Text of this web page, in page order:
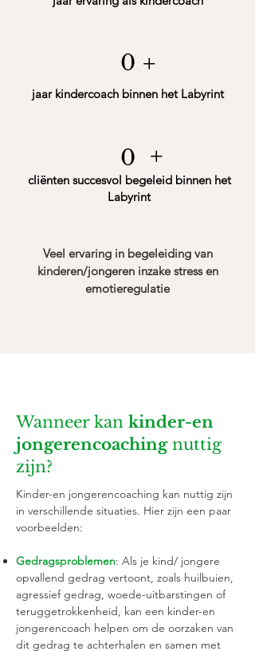
0 +
jaar kindercoach binnen het Labyrint
0 +
cliënten succesvol begeleid binnen het
Labyrint
Veel ervaring in begeleiding van
kinderen/jongeren inzake stress en
emotieregulatie
Wanneer kan kinder-en
jongerencoachingnuttig
zijn?
Kinder-en jongerencoaching kan nuttig zijn
in verschillende situaties. Hier zijn een paar
voorbeelden:
Gedragsproblemen: Als je kind/ jongere
opvallend gedrag vertoont, zoals huilbuien,
agressief gedrag, woede-uitbarstingen of
teruggetrokkenheid, kan een kinder-en
jongerencoach helpen om de oorzaken van
dit gedrag te achterhalen en samen met